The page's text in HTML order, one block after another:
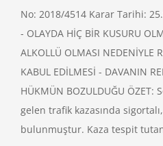
No: 2018/4514 Karar Tarihi:
- OLAYDA HİÇ BİR KUSURU
ALKOLLÜ OLMASI NEDENİYLE
KABUL EDİLMESİ - DAVANIN
HÜKMÜN BOZULDUĞU
gelen trafik kazasında
bulunmuştur. Kaza tespit